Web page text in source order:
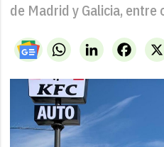
de Madrid y Galicia, entre
WhatsAppLinkedIn